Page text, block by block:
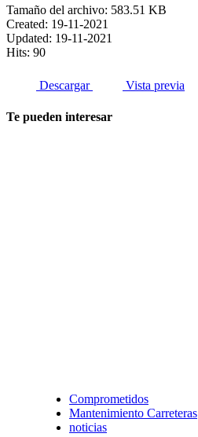
Tamaño del archivo: 583.51 KB
Created: 19-11-2021
Updated: 19-11-2021
Hits: 90
Descargar Vista previa
Te pueden interesar
Comprometidos
Mantenimiento Carreteras
noticias